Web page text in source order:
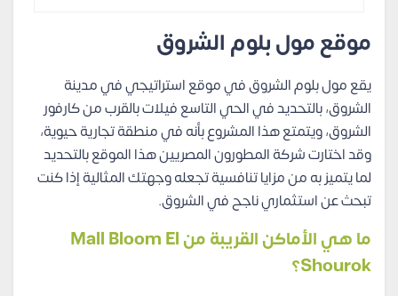
موقع مول بلوم الشروق
يقع مول بلوم الشروق في موقع استراتيجي في مدينة
الشروق، بالتحديد في الحي التاسع فيلات بالقرب من كارفور
الشروق، ويتمتع هذا المشروع بأنه في منطقة تجارية حيوية،
وقد اختارت شركة المطورون المصريين هذا الموقع بالتحديد
لما يتميز به من مزايا تنافسية تجعله وجهتك المثالية إذا كنت
تبحث عن استثماري ناجح في الشروق.
ما هي الأماكن القريبة من Mall Bloom El
Shourok؟